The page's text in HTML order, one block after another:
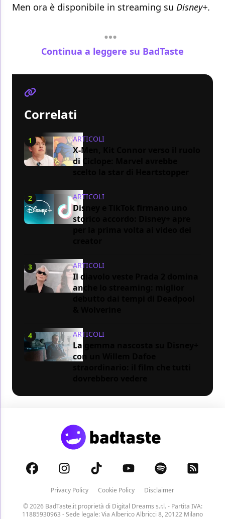
Men ora è disponibile in streaming su Disney+.
Continua a leggere su BadTaste
Correlati
1 ARTICOLI
X-Men, Kit Connor verso il ruolo
di Ciclope: Marvel avrebbe
2 ARTICOLI
Disney e TikTok firmano uno
storico accordo: Disney+ apre
3 ARTICOLI
Il diavolo veste Prada 2 domina
anche lo streaming: miglior
4 ARTICOLI
La gemma nascosta su Disney+
con un Willem Dafoe
Privacy Policy Cookie Policy
Disclaimer
© 2026 BadTaste.it proprietà di Digital Dreams s.r.l.- Partita IVA:
11885930963 - Sede legale: Via Alberico Albricci 8, 20122 Milano